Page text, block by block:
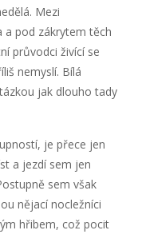
Mezi
a pod zákrytem těch
průvodci živící se
nemyslí. Bílá
jak dlouho tady
je přece jen
a jezdí sem jen
sem však
nějací nocležníci
hřibem, což pocit